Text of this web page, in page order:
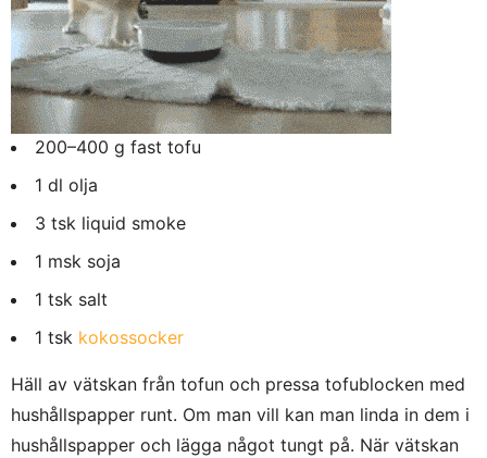
200–400 g fast tofu
1 dl olja
3 tsk liquid smoke
1 msk soja
1 tsk salt
1 tsk kokossocker
Häll av vätskan från tofun och pressa tofublocken med
hushållspapper runt. Om man vill kan man linda in dem i
hushållspapper och lägga något tungt på. När vätskan